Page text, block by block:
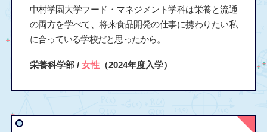
中村学園大学フード・マネジメント学科は栄養と流通
の両方を学べて、将来食品開発の仕事に携わりたい私
に合っている学校だと思ったから。
栄養科学部 / 女性（2024年度入学）